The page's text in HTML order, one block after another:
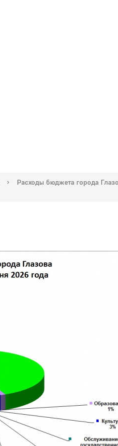
› Расходы бюджета города